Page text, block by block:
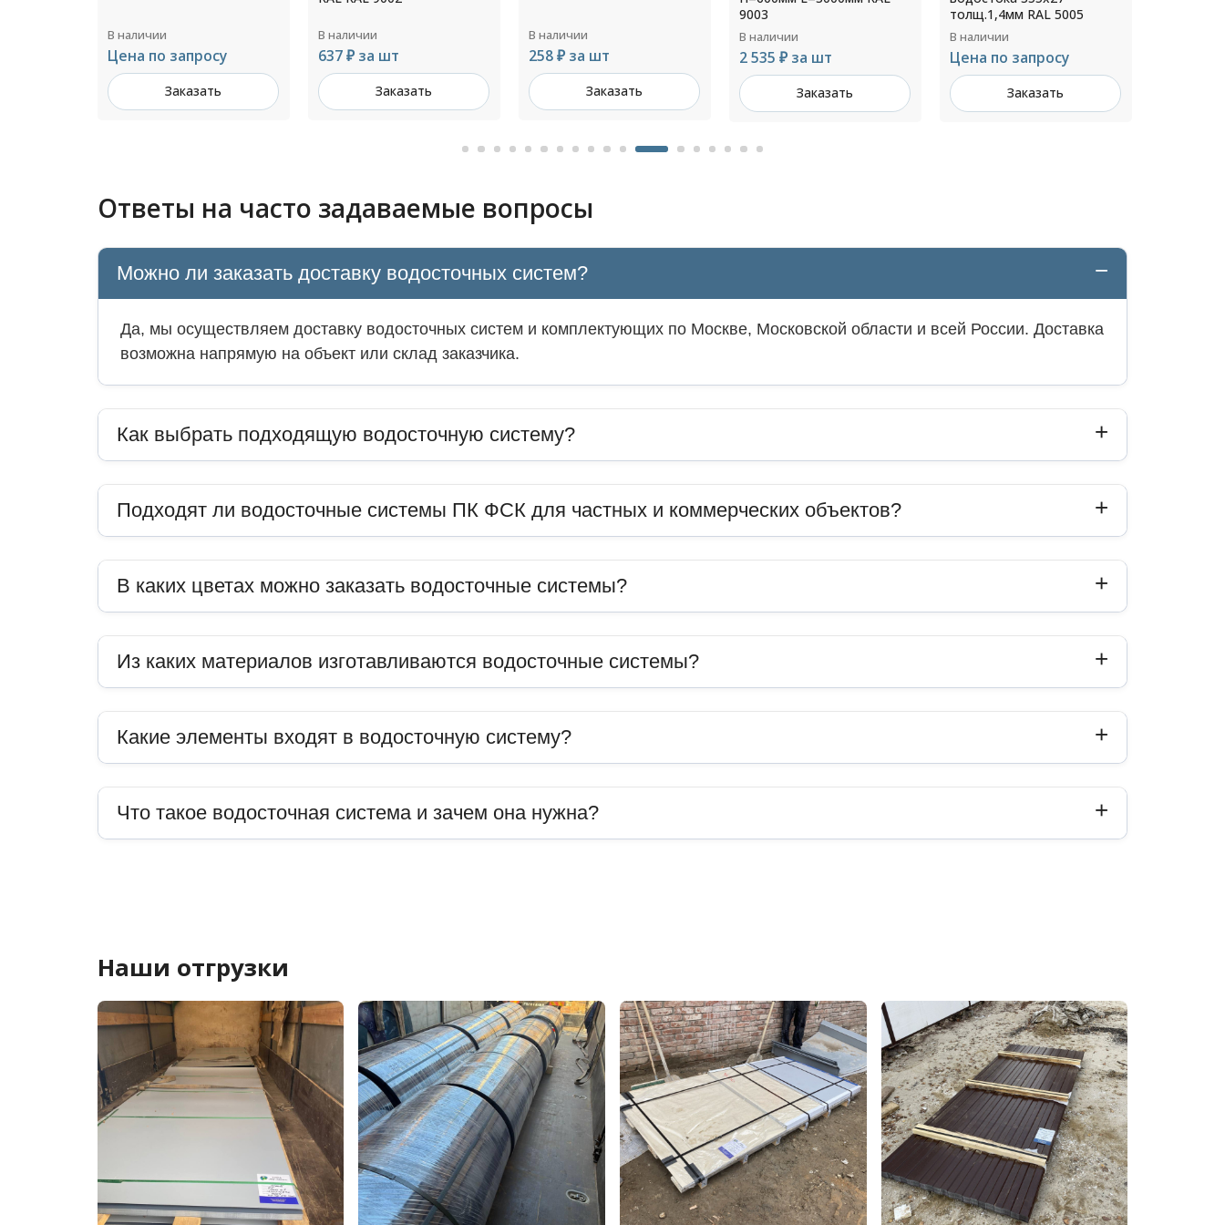
В наличии
637 ₽ за шт
Заказать
В наличии
258 ₽ за шт
Заказать
В наличии
2 535 ₽ за шт
Заказать
толщ.1,4мм RAL 5005
В наличии
Цена по запросу
Заказать
В наличии
Цена по запросу
Заказать
Ответы на часто задаваемые вопросы
Можно ли заказать доставку водосточных систем?
Да, мы осуществляем доставку водосточных систем и комплектующих по Москве, Московской области и всей России. Доставка
возможна напрямую на объект или склад заказчика.
Как выбрать подходящую водосточную систему?
Подходят ли водосточные системы ПК ФСК для частных и коммерческих объектов?
В каких цветах можно заказать водосточные системы?
Из каких материалов изготавливаются водосточные системы?
Какие элементы входят в водосточную систему?
Что такое водосточная система и зачем она нужна?
Наши отгрузки